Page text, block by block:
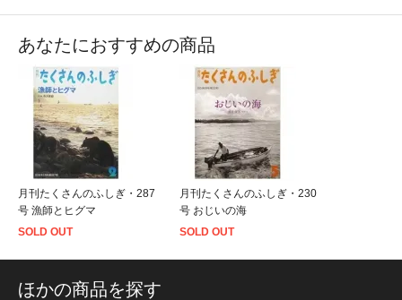
あなたにおすすめの商品
月刊たくさんのふしぎ・287
号 漁師とヒグマ
SOLD OUT
月刊たくさんのふしぎ・230
号 おじいの海
SOLD OUT
ほかの商品を探す